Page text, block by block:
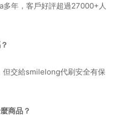
年，客戶好評超過27000+人
但交給smilelong代刷安全有保
商品？